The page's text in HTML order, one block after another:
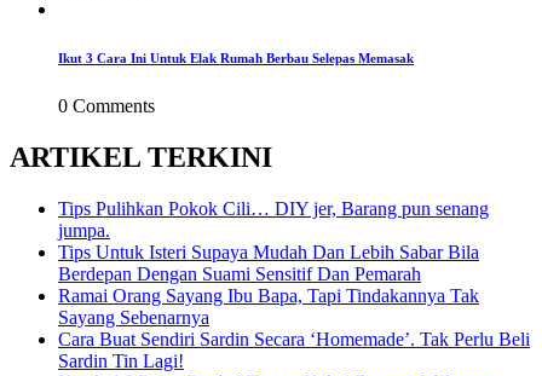
Ikut 3 Cara Ini Untuk Elak Rumah Berbau Selepas Memasak
0 Comments
ARTIKEL TERKINI
Tips Pulihkan Pokok Cili… DIY jer, Barang pun senang
jumpa.
Tips Untuk Isteri Supaya Mudah Dan Lebih Sabar Bila
Berdepan Dengan Suami Sensitif Dan Pemarah
Ramai Orang Sayang Ibu Bapa, Tapi Tindakannya Tak
Sayang Sebenarnya
Cara Buat Sendiri Sardin Secara ‘Homemade’. Tak Perlu Beli
Sardin Tin Lagi!